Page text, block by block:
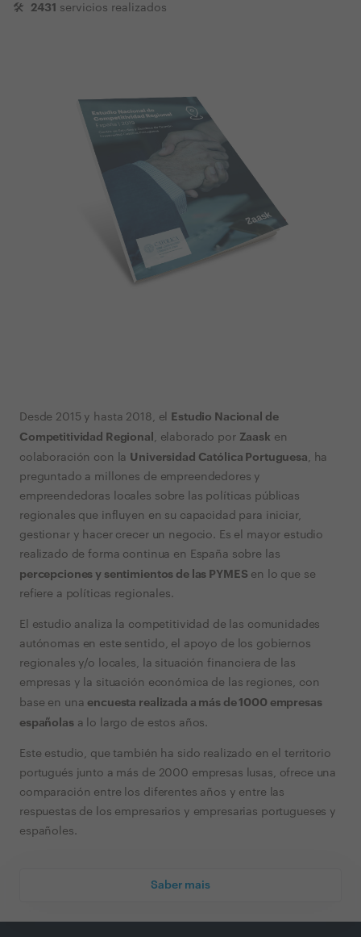
🛠 2431 servicios realizados
Desde 2015 y hasta 2018, el
Estudio Nacional de
Competitividad Regional , elaborado por Zaask en
colaboración con la Universidad Católica Portuguesa , ha
preguntado a millones de empreendedores y
empreendedoras locales sobre las políticas públicas
regionales que influyen en su capacidad para iniciar,
gestionar y hacer crecer un negocio. Es el mayor estudio
realizado de forma continua en España sobre las
percepciones y sentimientos de las PYMES en lo que se
refiere a políticas regionales.
El estudio analiza la competitividad de las comunidades
autónomas en este sentido, el apoyo de los gobiernos
regionales y/o locales, la situación financiera de las
empresas y la situación económica de las regiones, con
base en una encuesta realizada a más de 1000 empresas
españolasa lo largo de estos años.
Este estudio, que también ha sido realizado en el territorio
portugués junto a más de 2000 empresas lusas, ofrece una
comparación entre los diferentes años y entre las
respuestas de los empresarios y empresarias portugueses y
españoles.
Saber mais